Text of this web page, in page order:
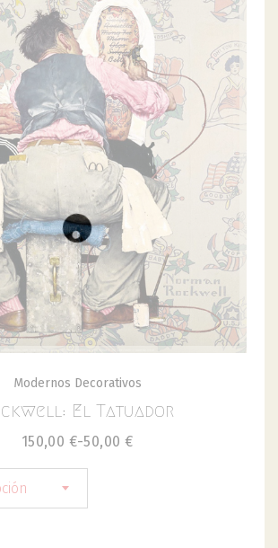
Modernos Decorativos
El Tatuador
50,00 €
-
150,00 €